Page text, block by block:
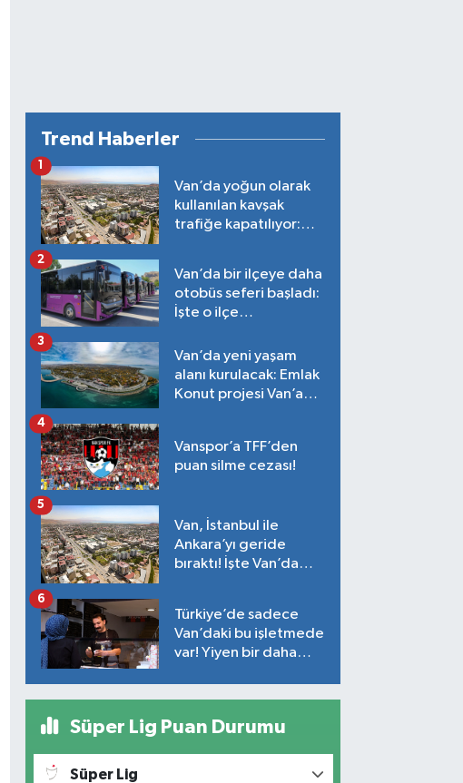
Trend Haberler
Van’da yoğun olarak
kullanılan kavşak
trafiğe kapatılıyor:
1
Van’da bir ilçeye daha
otobüs seferi başladı:
İşte o ilçe…
2
Van’da yeni yaşam
alanı kurulacak: Emlak
Konut projesi Van’a
3
Vanspor’a TFF’den
puan silme cezası!
4
Van, İstanbul ile
Ankara’yı geride
bıraktı! İşte Van’da
5
Türkiye’de sadece
Van’daki bu işletmede
var! Yiyen bir daha
6
Süper Lig Puan Durumu
Süper Lig